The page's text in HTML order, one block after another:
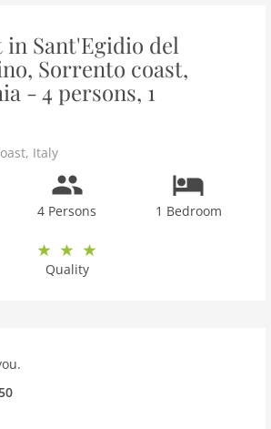
Sant'Egidio del
Sorrento coast,
- 4 persons, 1
, Italy
4 Persons 1 Bedroom
Quality